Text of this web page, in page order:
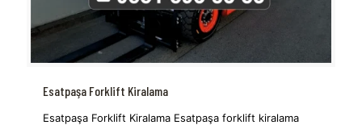
Esatpaşa Forklift Kiralama
Esatpaşa Forklift Kiralama Esatpaşa forklift kiralama